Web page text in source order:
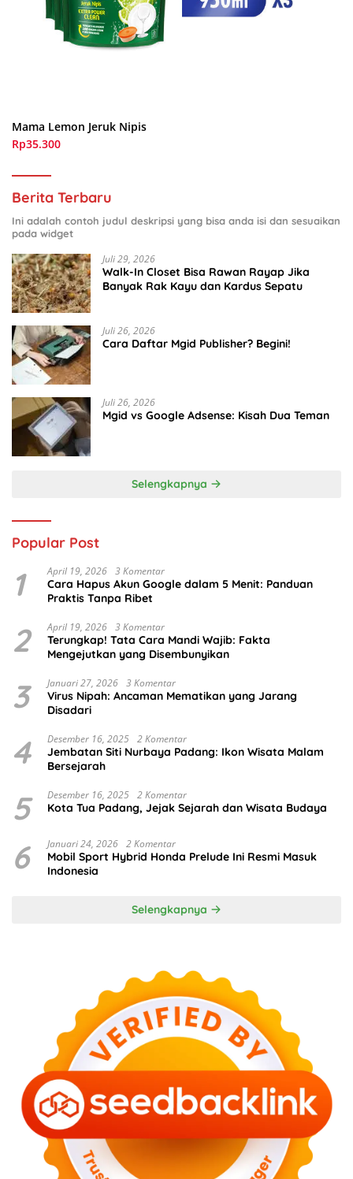
Mama Lemon Jeruk Nipis
Rp35.300
Berita Terbaru
Ini adalah contoh judul deskripsi yang bisa anda isi dan sesuaikan
pada widget
Juli 29, 2026
Walk-In Closet Bisa Rawan Rayap Jika
Banyak Rak Kayu dan Kardus Sepatu
Juli 26, 2026
Cara Daftar Mgid Publisher? Begini!
Juli 26, 2026
Mgid vs Google Adsense: Kisah Dua Teman
Selengkapnya
Popular Post
1 April 19, 2026 3 Komentar
Cara Hapus Akun Google dalam 5 Menit: Panduan
Praktis Tanpa Ribet
2 April 19, 2026 3 Komentar
Terungkap! Tata Cara Mandi Wajib: Fakta
Mengejutkan yang Disembunyikan
3 Januari 27, 2026 3 Komentar
Virus Nipah: Ancaman Mematikan yang Jarang
Disadari
4 Desember 16, 2025 2 Komentar
Jembatan Siti Nurbaya Padang: Ikon Wisata Malam
Bersejarah
5 Desember 16, 2025 2 Komentar
Kota Tua Padang, Jejak Sejarah dan Wisata Budaya
6 Januari 24, 2026 2 Komentar
Mobil Sport Hybrid Honda Prelude Ini Resmi Masuk
Indonesia
Selengkapnya